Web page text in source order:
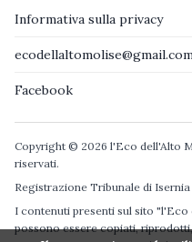
Informativa sulla privacy
Facebook
Copyright © 2026 l'Eco dell'Alto
riservati.
Registrazione Tribunale di Isernia
I contenuti presenti sul sito
possono essere copiati,